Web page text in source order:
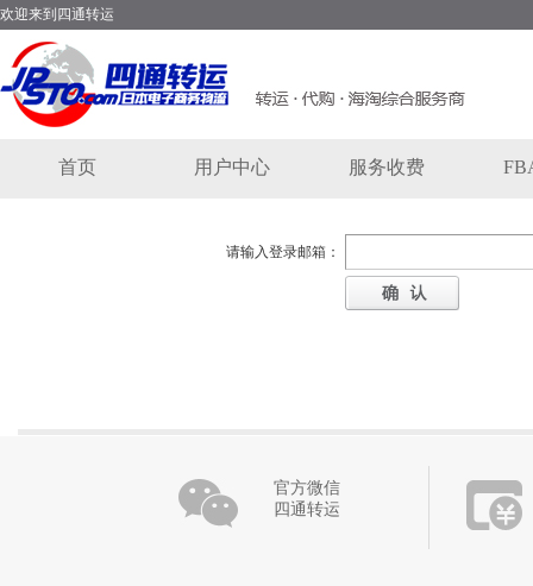
欢迎来到四通转运
首页 用户中心 服务收费
请输入登录邮箱：
官方微信
四通转运